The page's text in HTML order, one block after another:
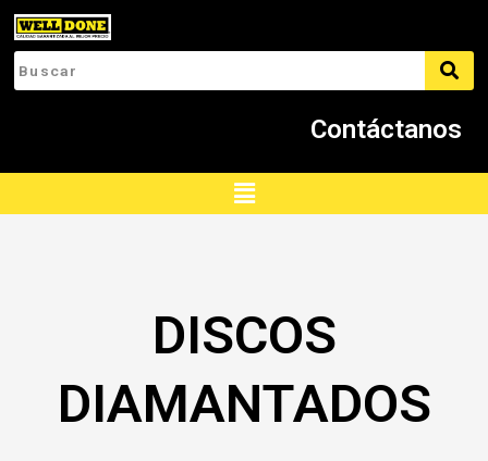
contenido
Contáctanos
Menú
DISCOS
DIAMANTADOS